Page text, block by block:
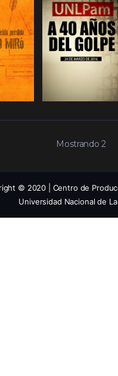
Mostrando 2
© 2020 | Centro de
Universidad Nacional de